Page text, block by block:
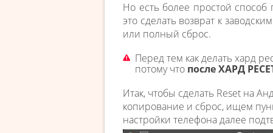
Но есть более простой
это сделать возврат к
или полный сброс.
Перед тем как делать хард
потому что после ХАРД
Итак, чтобы сделать Reset на
копирование и сброс, ищем
настройки телефона далее